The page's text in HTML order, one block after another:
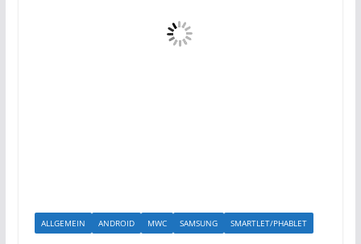
ALLGEMEIN ANDROID MWC SAMSUNG SMARTLET/PHABLET